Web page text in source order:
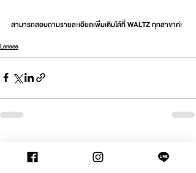
สามารถสอบถามรายละเอียดเพิ่มเติมได้ที่ WALTZ ทุกสาขาค่ะ
Lenses
Recent Posts